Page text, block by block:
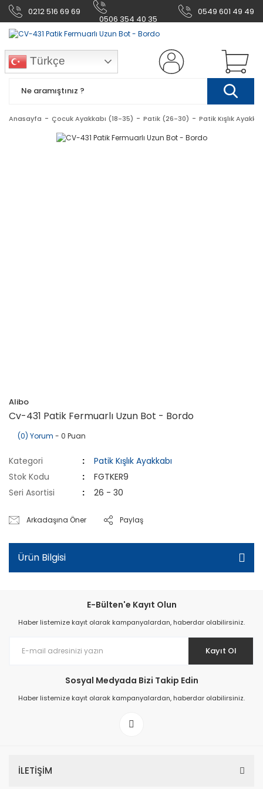
0212 516 69 69
0506 354 40 35
0549 601 49 49
Türkçe
Anasayfa Çocuk Ayakkabı (18-35) Patik (26-30) Patik Kışlık
Alibo
Cv-431 Patik Fermuarlı Uzun Bot - Bordo
(0) Yorum - 0 Puan
Kategori
Patik Kışlık Ayakkabı
Stok Kodu
FGTKER9
Seri Asortisi
26 - 30
Arkadaşına Öner Paylaş
Ürün Bilgisi
E-Bülten'e Kayıt Olun
Haber listemize kayıt olarak kampanyalardan, haberdar olabilirsiniz.
Kayıt Ol
Sosyal Medyada Bizi Takip Edin
Haber listemize kayıt olarak kampanyalardan, haberdar olabilirsiniz.
İLETİŞİM